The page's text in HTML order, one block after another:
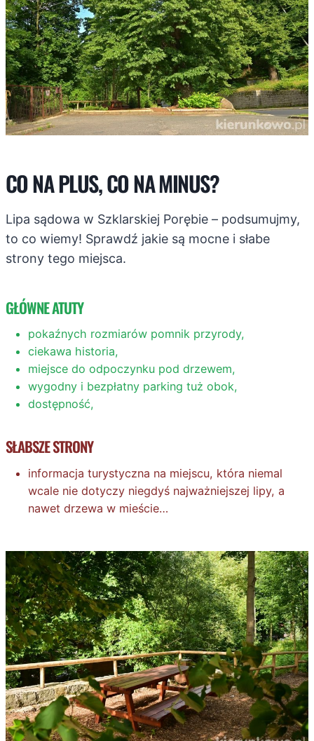
CO NA PLUS, CO NA MINUS?
Lipa sądowa w Szklarskiej Porębie – podsumujmy,
to co wiemy! Sprawdź jakie są mocne i słabe
strony tego miejsca.
GŁÓWNE ATUTY
pokaźnych rozmiarów pomnik przyrody,
ciekawa historia,
miejsce do odpoczynku pod drzewem,
wygodny i bezpłatny parking tuż obok,
dostępność,
SŁABSZE STRONY
informacja turystyczna na miejscu, która niemal
wcale nie dotyczy niegdyś najważniejszej lipy, a
nawet drzewa w mieście…